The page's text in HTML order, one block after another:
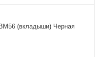
(вкладыши) Черная